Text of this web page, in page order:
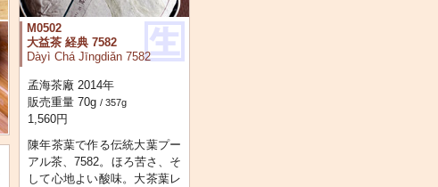
M0502
大益茶 経典 7582
Dàyì Chá Jīngdiǎn 7582
孟海茶廠 2014年
販売重量 70g / 357g
1,560円
陳年茶葉で作る伝統大葉プー
アル茶、7582。ほろ苦さ、そ
して心地よい酸味。大茶葉レ